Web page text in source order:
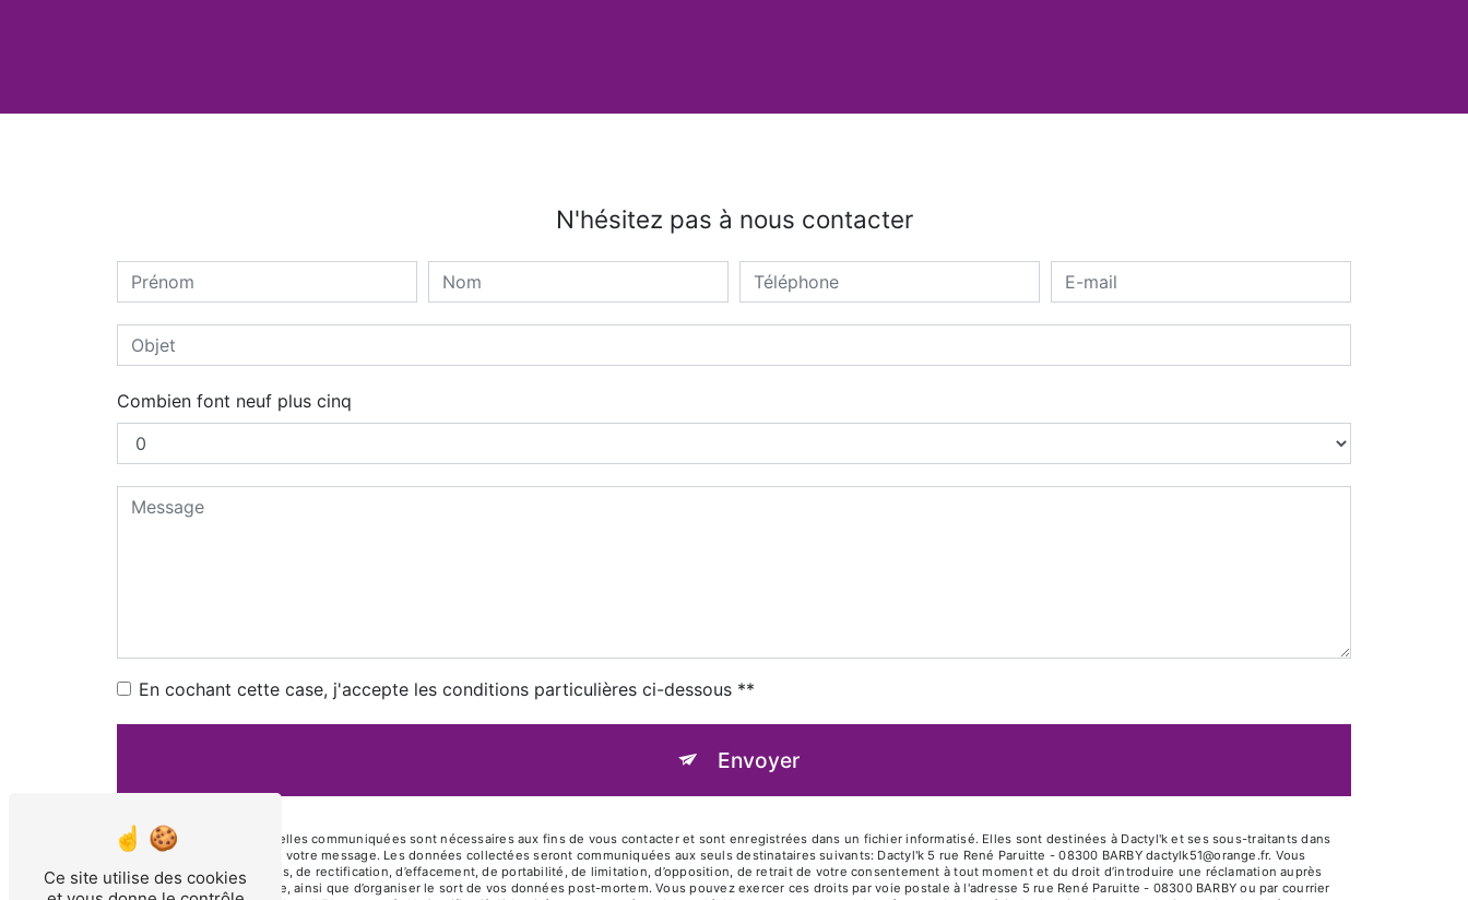
N'hésitez pas à nous contacter
Combien font neuf plus cinq
En cochant cette case, j'accepte les conditions particulières ci-dessous **
Envoyer
** Les données personnelles communiquées sont nécessaires aux fins de vous contacter et sont enregistrées dans un fichier informatisé. Elles sont destinées à Dactyl'k et ses sous-traitants dans
le seul but de répondre à votre message. Les données collectées seront communiquées aux seuls destinataires suivants: Dactyl'k 5 rue René Paruitte - 08300 BARBY dactylk51@orange.fr. Vous
disposez de droits d’accès, de rectification, d’effacement, de portabilité, de limitation, d’opposition, de retrait de votre consentement à tout moment et du droit d’introduire une réclamation auprès
d’une autorité de contrôle, ainsi que d’organiser le sort de vos données post-mortem. Vous pouvez exercer ces droits par voie postale à l'adresse 5 rue René Paruitte - 08300 BARBY ou par courrier
Ce site utilise des cookies